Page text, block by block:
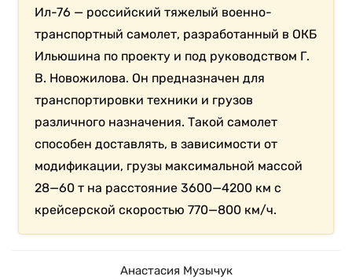
Ил-76 — российский тяжелый военно-
транспортный самолет, разработанный в ОКБ
Ильюшина по проекту и под руководством Г.
В. Новожилова. Он предназначен для
транспортировки техники и грузов
различного назначения. Такой самолет
способен доставлять, в зависимости от
модификации, грузы максимальной массой
28—60 т на расстояние 3600—4200 км с
крейсерской скоростью 770—800 км/ч.
Анастасия Музычук